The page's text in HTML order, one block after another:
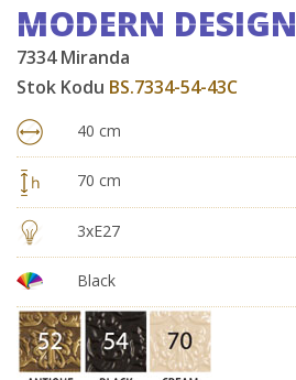
MODERN DESIGN
7334 Miranda
Stok Kodu BS.7334-54-43C
40 cm
70 cm
3xE27
Black